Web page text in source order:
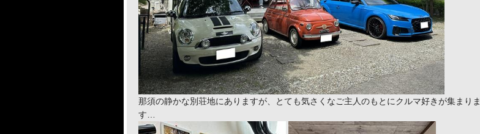
那須の静かな別荘地にありますが、とても気さくなご主人のもとにクルマ好きが集まりま
す…